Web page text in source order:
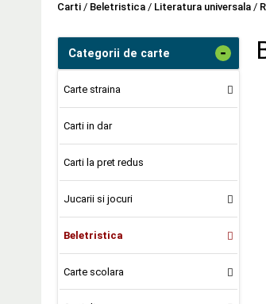
Carti / Beletristica / Literatura universala /
Categorii de carte -
Carte straina
Carti in dar
Carti la pret redus
Jucarii si jocuri
Beletristica
Carte scolara